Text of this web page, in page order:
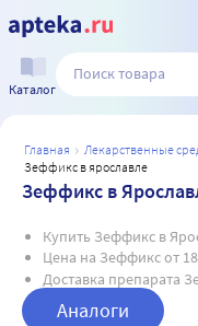
Каталог
главная лекарственные
зеффикс в ярославле
Зеффикс в
Купить Зеффикс в
Цена на Зеффикс от
Доставка препарата
Аналоги